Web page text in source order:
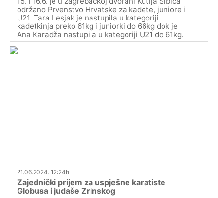
održano Prvenstvo Hrvatske za kadete, juniore i
U21. Tara Lesjak je nastupila u kategoriji
kadetkinja preko 61kg i juniorki do 66kg dok je
Ana Karadža nastupila u kategoriji U21 do 61kg.
21.06.2024. 12:24h
Zajednički prijem za uspješne karatiste
Globusa i judaše Zrinskog